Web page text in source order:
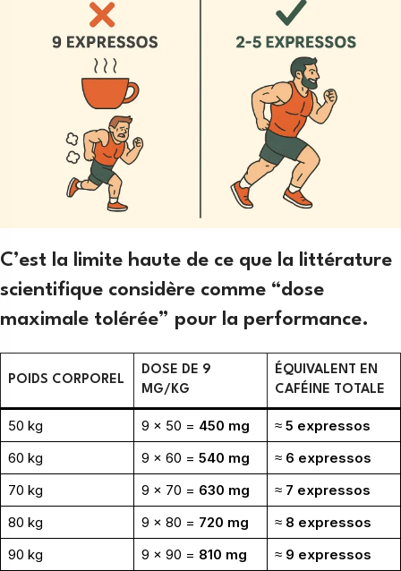
C’est la limite haute de ce que la littérature
scientifique considère comme “dose
maximale tolérée” pour la performance.
POIDS CORPOREL
DOSE DE 9
MG/KG
ÉQUIVALENT EN
CAFÉINE TOTALE
50 kg 9 × 50 = 450 mg ≈ 5 expressos
60 kg
9 × 60 = 540 mg ≈ 6 expressos
70 kg
9 × 70 = 630 mg ≈ 7 expressos
80 kg
9 × 80 = 720 mg ≈ 8 expressos
90 kg
9 × 90 = 810 mg ≈ 9 expressos